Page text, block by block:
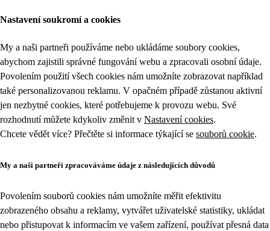
Nastavení soukromí a cookies
My a naši partneři používáme nebo ukládáme soubory cookies,
abychom zajistili správné fungování webu a zpracovali osobní údaje.
Povolením použití všech cookies nám umožníte zobrazovat například
také personalizovanou reklamu. V opačném případě zůstanou aktivní
jen nezbytné cookies, které potřebujeme k provozu webu. Své
rozhodnutí můžete kdykoliv změnit v Nastavení cookies.
Chcete vědět více? Přečtěte si informace týkající se souborů cookie.
My a naši partneři zpracováváme údaje z následujících důvodů
Povolením souborů cookies nám umožníte měřit efektivitu
zobrazeného obsahu a reklamy, vytvářet uživatelské statistiky, ukládat
nebo přistupovat k informacím ve vašem zařízení, používat přesná data